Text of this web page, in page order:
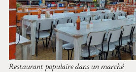
Restaurant populaire dans un marché